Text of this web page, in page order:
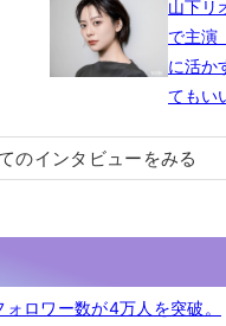
山下リ
で主
に活か
てもい
のインタビューをみる
ロワー数が4万人を突破。